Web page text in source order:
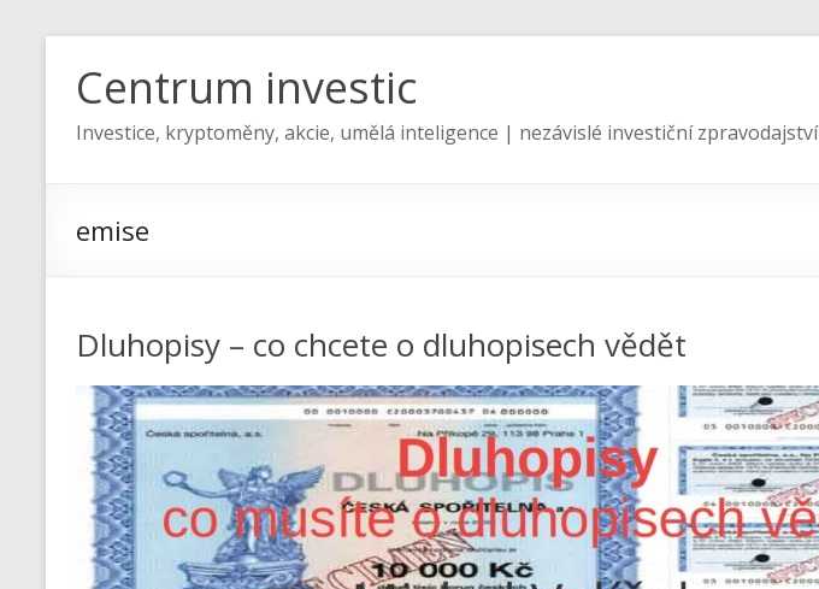
Centrum investic
Investice, kryptoměny, akcie, umělá inteligence | nezávislé investiční zpravodajství
emise
Dluhopisy – co chcete o dluhopisech vědět